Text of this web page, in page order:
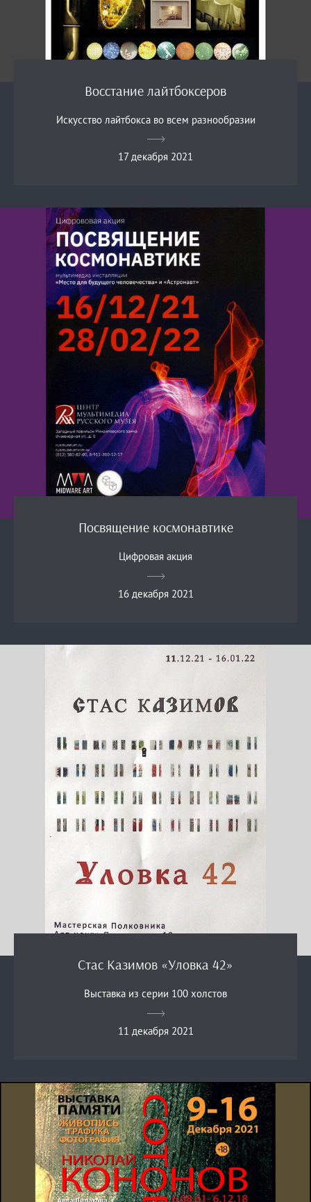
Восстание лайтбоксеров
Искусство лайтбокса во всем разнообразии
17 декабря 2021
Посвящение космонавтике
Цифровая акция
16 декабря 2021
Стас Казимов «Уловка 42»
Выставка из серии 100 холстов
11 декабря 2021